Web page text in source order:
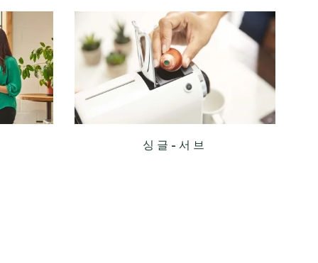
싱글-서브